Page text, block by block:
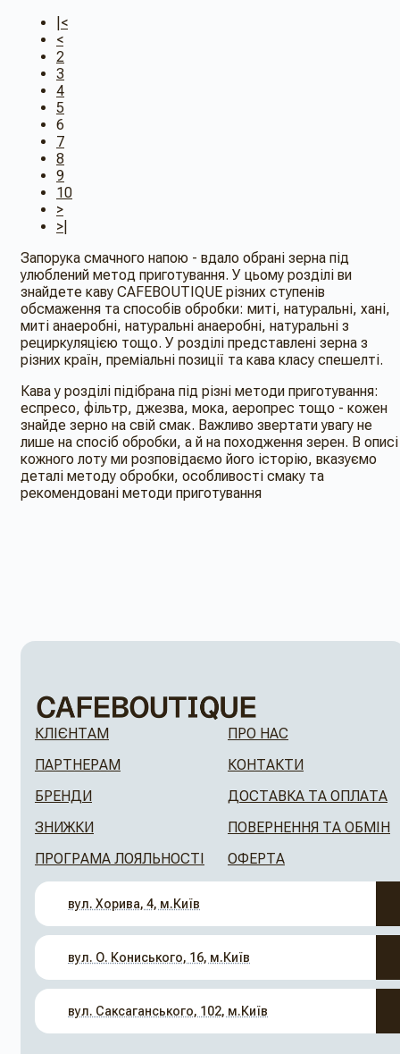
|<
<
2
3
4
5
6
7
8
9
10
>
>|
Запорука смачного напою - вдало обрані зерна під
улюблений метод приготування. У цьому розділі ви
знайдете каву CAFEBOUTIQUE різних ступенів
обсмаження та способів обробки: миті, натуральні, хані,
миті анаеробні, натуральні анаеробні, натуральні з
рециркуляцією тощо. У розділі представлені зерна з
різних країн, преміальні позиції та кава класу спешелті.
Кава у розділі підібрана під різні методи приготування:
еспресо, фільтр, джезва, мока, аеропрес тощо - кожен
знайде зерно на свій смак. Важливо звертати увагу не
лише на спосіб обробки, а й на походження зерен. В описі
кожного лоту ми розповідаємо його історію, вказуємо
деталі методу обробки, особливості смаку та
рекомендовані методи приготування
КЛІЄНТАМ
ПАРТНЕРАМ
БРЕНДИ
ЗНИЖКИ
ПРОГРАМА ЛОЯЛЬНОСТІ
ПРО НАС
КОНТАКТИ
ДОСТАВКА ТА ОПЛАТА
ПОВЕРНЕННЯ ТА ОБМІН
ОФЕРТА
вул. Хорива, 4, м.Київ
вул. О. Кониського, 16, м.Київ
вул. Саксаганського, 102, м.Київ